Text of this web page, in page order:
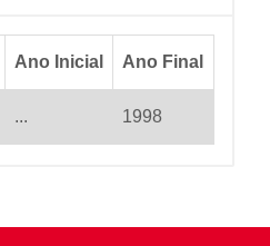
Ano Inicial Ano Final
... 1998